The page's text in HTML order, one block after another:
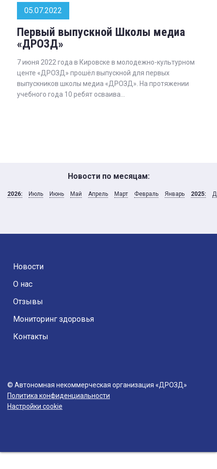
05.07.2022
Первый выпускной Школы медиа
«ДРОЗД»
7 июня 2022 года в Кировске в молодежно-культурном
центе «ДРОЗД» прошёл выпускной для первых
выпускников школы медиа «ДРОЗД». На протяжении
учебного года 10 ребят осваива...
Новости по месяцам:
2026: Июль Июнь Май Апрель Март Февраль Январь 2025:
Новости
О нас
Отзывы
Мониторинг здоровья
Контакты
© Автономная некоммерческая организация «ДРОЗД»
Политика конфиденциальности
Настройки cookie